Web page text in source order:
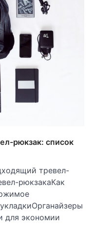
рюкзак: список
тревел-
рюкзакаКак
для экономии